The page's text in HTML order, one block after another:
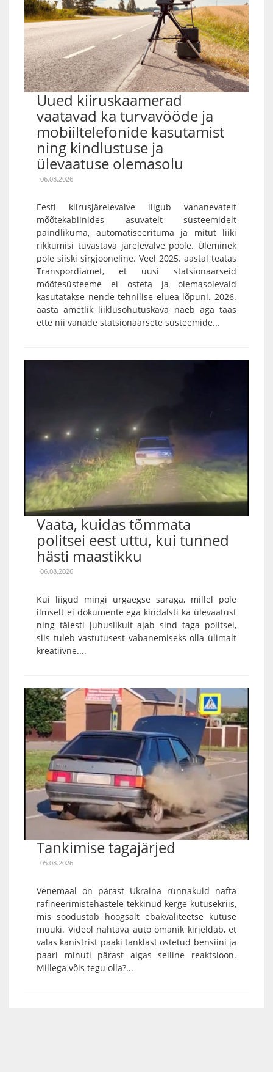
Uued kiiruskaamerad
vaatavad ka turvavööde ja
mobiiltelefonide kasutamist
ning kindlustuse ja
ülevaatuse olemasolu
06.08.2026
Eesti kiirusjärelevalve liigub vananevatelt
mõõtekabiinides asuvatelt süsteemidelt
paindlikuma, automatiseerituma ja mitut liiki
rikkumisi tuvastava järelevalve poole. Üleminek
pole siiski sirgjooneline. Veel 2025. aastal teatas
Transpordiamet, et uusi statsionaarseid
mõõtesüsteeme ei osteta ja olemasolevaid
kasutatakse nende tehnilise eluea lõpuni. 2026.
aasta ametlik liiklusohutuskava näeb aga taas
ette nii vanade statsionaarsete süsteemide...
Vaata, kuidas tõmmata
politsei eest uttu, kui tunned
hästi maastikku
06.08.2026
Kui liigud mingi ürgaegse saraga, millel pole
ilmselt ei dokumente ega kindalsti ka ülevaatust
ning täiesti juhuslikult ajab sind taga politsei,
siis tuleb vastutusest vabanemiseks olla ülimalt
kreatiivne....
Tankimise tagajärjed
05.08.2026
Venemaal on pärast Ukraina rünnakuid nafta
rafineerimistehastele tekkinud kerge kütusekriis,
mis soodustab hoogsalt ebakvaliteetse kütuse
müüki. Videol nähtava auto omanik kirjeldab, et
valas kanistrist paaki tanklast ostetud bensiini ja
paari minuti pärast algas selline reaktsioon.
Millega võis tegu olla?...